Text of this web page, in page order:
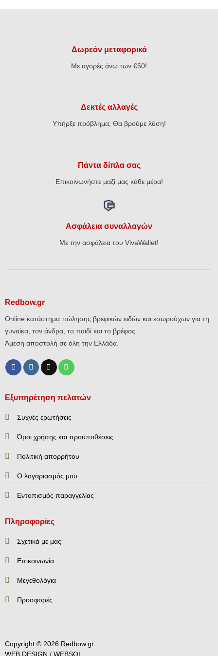
Δωρεάν μεταφορικά
Με αγορές άνω των €50!
Δεκτές αλλαγές
Υπήρξε πρόβλημα; Θα βρούμε λύση!
Πάντα δίπλα σας
Επικοινωνήστε μαζί μας κάθε μέρα!
Ασφάλεια συναλλαγών
Με την ασφάλεια του VivaWallet!
Redbow.gr
Online κατάστημα πώλησης βρεφικών ειδών και εσωρούχων για τη
γυναίκα, τον άνδρα, το παιδί και το βρέφος.
Άμεση αποστολή σε όλη την Ελλάδα.
Εξυπηρέτηση πελατών
Συχνές ερωτήσεις
Όροι χρήσης και προϋποθέσεις
Πολιτική απορρήτου
Ο λογαριασμός μου
Εντοπισμός παραγγελίας
Πληροφορίες
Σχετικά με μας
Επικοινωνία
Mεγεθολόγια
Προσφορές
Copyright © 2026 Redbow.gr
WEB DESIGN / WEBSOL